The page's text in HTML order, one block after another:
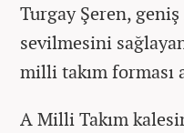
Turgay Şeren,
sevilmesini
milli takım forması
A Milli Takım